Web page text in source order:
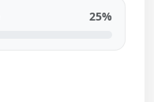
25%